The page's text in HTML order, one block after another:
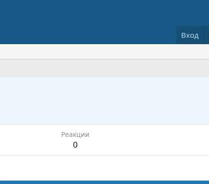
Вход
Реакции
0